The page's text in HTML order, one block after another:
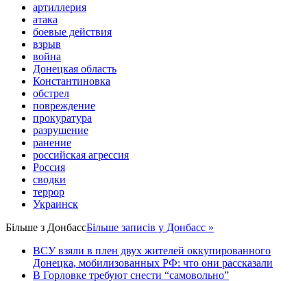
артиллерия
атака
боевые действия
взрыв
война
Донецкая область
Константиновка
обстрел
повреждение
прокуратура
разрушение
ранение
российская агрессия
Россия
сводки
террор
Украинск
Більше з ДонбассБільше записів у Донбасс »
ВСУ взяли в плен двух жителей оккупированного
Донецка, мобилизованных РФ: что они рассказали
В Горловке требуют снести “самовольно”